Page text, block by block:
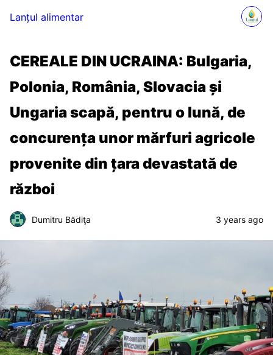
Lanțul alimentar
CEREALE DIN UCRAINA: Bulgaria,
Polonia, România, Slovacia și
Ungaria scapă, pentru o lună, de
concurența unor mărfuri agricole
provenite din țara devastată de
război
Dumitru Bădiţa 3 years ago